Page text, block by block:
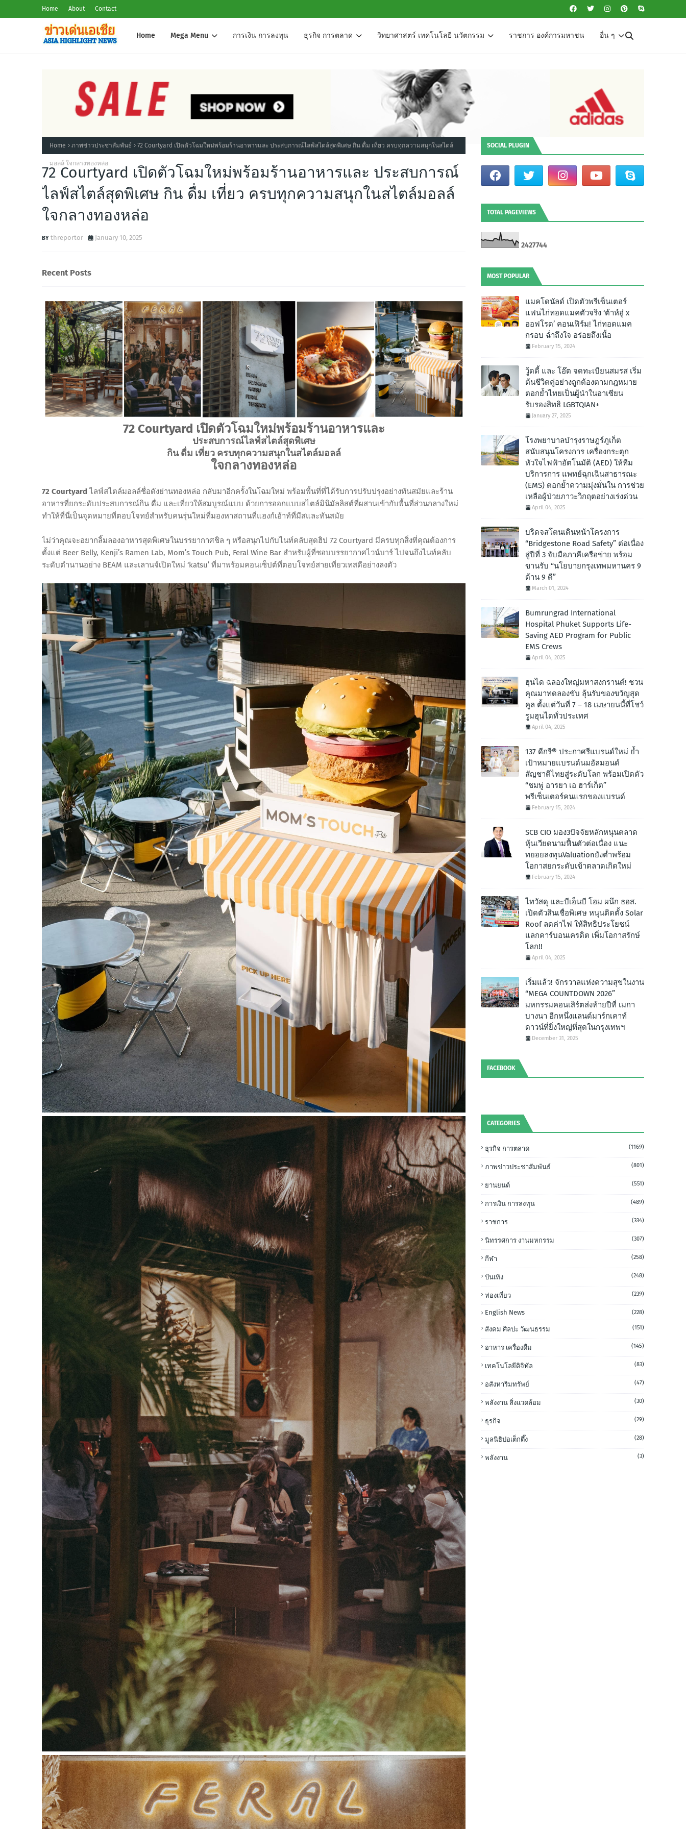
Home About Contact
Home Mega Menu การเงิน การลงทุน ธุรกิจ การตลาด วิทยาศาสตร์ เทคโนโลยี นวัตกรรม ราชการ องค์การมหาชน อื่น ๆ
Home ภาพข่าวประชาสัมพันธ์ 72 Courtyard เปิดตัวโฉมใหม่พร้อมร้านอาหารและ ประสบการณ์ไลฟ์สไตล์สุดพิเศษ กิน ดื่ม เที่ยว ครบทุกความสนุกในสไตล์
มอลล์ ใจกลางทองหล่อ
72 Courtyard เปิดตัวโฉมใหม่พร้อมร้านอาหารและ ประสบการณ์
ไลฟ์สไตล์สุดพิเศษ กิน ดื่ม เที่ยว ครบทุกความสนุกในสไตล์มอลล์
ใจกลางทองหล่อ
threportor January 10, 2025
Recent Posts
72 Courtyard เปิดตัวโฉมใหม่พร้อมร้านอาหารและ
ประสบการณ์ไลฟ์สไตล์สุดพิเศษ
กิน ดื่ม เที่ยว ครบทุกความสนุกในสไตล์มอลล์
ใจกลางทองหล่อ
72 Courtyard ไลฟ์สไตล์มอลล์ชื่อดังย่านทองหล่อ กลับมาอีกครั้งในโฉมใหม่ พร้อมพื้นที่ที่ได้รับการปรับปรุงอย่างทันสมัยและร้าน
อาหารที่ยกระดับประสบการณ์กิน ดื่ม และเที่ยวให้สมบูรณ์แบบ ด้วยการออกแบบสไตล์มินิมัลลิสต์ที่ผสานเข้ากับพื้นที่ส่วนกลางใหม่
ทำให้ที่นี่เป็นจุดหมายที่ตอบโจทย์สำหรับคนรุ่นใหม่ที่มองหาสถานที่แฮงก์เอ้าท์ที่มีสและทันสมัย
ไม่ว่าคุณจะอยากลิ้มลองอาหารสุดพิเศษในบรรยากาศชิล ๆ หรือสนุกไปกับไนท์คลับสุดฮิป 72 Courtyard มีครบทุกสิ่งที่คุณต้องการ
ตั้งแต่ Beer Belly, Kenji’s Ramen Lab, Mom’s Touch Pub, Feral Wine Bar สำหรับผู้ที่ชอบบรรยากาศไวน์บาร์ ไปจนถึงไนท์คลับ
ระดับตำนานอย่าง BEAM และเลานจ์เปิดใหม่ ‘katsu’ ที่มาพร้อมคอนเซ็ปต์ที่ตอบโจทย์สายเที่ยวเทสดีอย่างลงตัว
SOCIAL PLUGIN
TOTAL PAGEVIEWS
2427744
MOST POPULAR
แมคโดนัลด์ เปิดตัวพรีเซ็นเตอร์
แฟนไก่ทอดแมคตัวจริง ‘ต้าห์อู๋ x
ออฟโรด’ คอนเฟิร์ม! ไก่ทอดแมค
กรอบ ฉํ่าถึงใจ อร่อยถึงเนื้อ
February 15, 2024
วู้ดดี้ และ โอ๊ต จดทะเบียนสมรส เริ่ม
ต้นชีวิตคู่อย่างถูกต้องตามกฎหมาย
ตอกย้ำไทยเป็นผู้นำในอาเซียน
รับรองสิทธิ LGBTQIAN+
January 27, 2025
โรงพยาบาลบำรุงราษฎร์ภูเก็ต
สนับสนุนโครงการ เครื่องกระตุก
หัวใจไฟฟ้าอัตโนมัติ (AED) ให้ทีม
บริการการ แพทย์ฉุกเฉินสาธารณะ
(EMS) ตอกย้ำความมุ่งมั่นใน การช่วย
เหลือผู้ป่วยภาวะวิกฤตอย่างเร่งด่วน
April 04, 2025
บริดจสโตนเดินหน้าโครงการ
“Bridgestone Road Safety” ต่อเนื่อง
สู่ปีที่ 3 จับมือภาคีเครือข่าย พร้อม
ขานรับ “นโยบายกรุงเทพมหานคร 9
ด้าน 9 ดี”
March 01, 2024
Bumrungrad International
Hospital Phuket Supports Life-
Saving AED Program for Public
EMS Crews
April 04, 2025
ฮุนได ฉลองใหญ่มหาสงกรานต์! ชวน
คุณมาทดลองขับ ลุ้นรับของขวัญสุด
คูล ตั้งแต่วันที่ 7 – 18 เมษายนนี้ที่โชว์
รูมฮุนไดทั่วประเทศ
April 04, 2025
137 ดีกรี® ประกาศรีแบรนด์ใหม่ ย้ำ
เป้าหมายแบรนด์นมอัลมอนด์
สัญชาติไทยสู่ระดับโลก พร้อมเปิดตัว
“ชมพู่ อารยา เอ ฮาร์เก็ต”
พรีเซ็นเตอร์คนแรกของแบรนด์
February 15, 2024
SCB CIO มอง3ปัจจัยหลักหนุนตลาด
หุ้นเวียดนามฟื้นตัวต่อเนื่อง แนะ
ทยอยลงทุนValuationยังต่ำพร้อม
โอกาสยกระดับเข้าตลาดเกิดใหม่
February 15, 2024
ไทวัสดุ และบีเอ็นบี โฮม ผนึก ธอส.
เปิดตัวสินเชื่อพิเศษ หนุนติดตั้ง Solar
Roof ลดค่าไฟ ให้สิทธิประโยชน์
แลกคาร์บอนเครดิต เพิ่มโอกาสรักษ์
โลก!!
April 04, 2025
เริ่มแล้ว! จักรวาลแห่งความสุขในงาน
“MEGA COUNTDOWN 2026”
มหกรรมคอนเสิร์ตส่งท้ายปีที่ เมกา
บางนา อีกหนึ่งแลนด์มาร์กเคาท์
ดาวน์ที่ยิ่งใหญ่ที่สุดในกรุงเทพฯ
December 31, 2025
FACEBOOK
CATEGORIES
ธุรกิจ การตลาด (1169)
ภาพข่าวประชาสัมพันธ์ (801)
ยานยนต์ (551)
การเงิน การลงทุน (489)
ราชการ (334)
นิทรรศการ งานมหกรรม (307)
กีฬา (258)
บันเทิง (248)
ท่องเที่ยว (239)
English News (228)
สังคม ศิลปะ วัฒนธรรม (151)
อาหาร เครื่องดื่ม (145)
เทคโนโลยีดิจิทัล (83)
อสังหาริมทรัพย์ (47)
พลังงาน สิ่งแวดล้อม (30)
ธุรกิจ (29)
มูลนิธิป่อเต็กตึ๊ง (28)
พลังงาน (3)